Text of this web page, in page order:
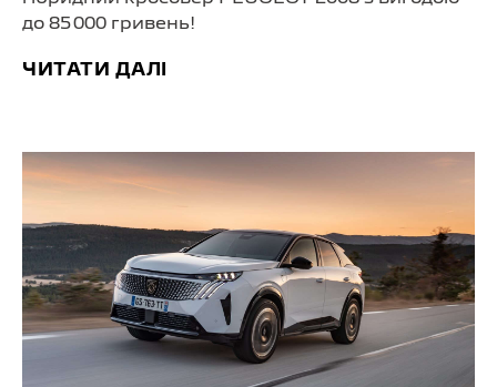
до 85 000 гривень!
ЧИТАТИ ДАЛІ